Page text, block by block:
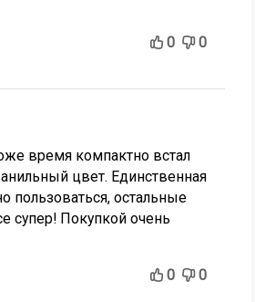
0 0
время компактно встал
цвет. Единственная
пользоваться, остальные
супер! Покупкой очень
0 0